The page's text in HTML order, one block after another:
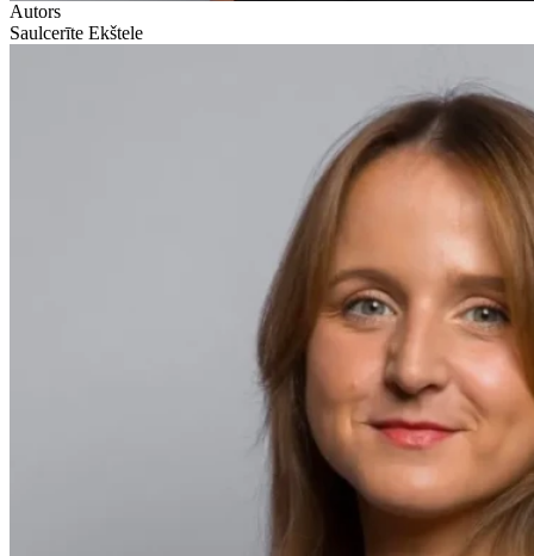
Autors
Saulcerīte Ekštele